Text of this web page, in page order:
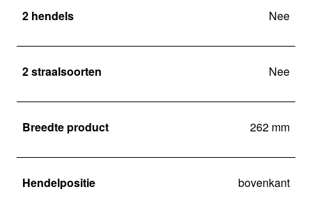
2 hendels Nee
2 straalsoorten Nee
Breedte product 262 mm
Hendelpositie bovenkant